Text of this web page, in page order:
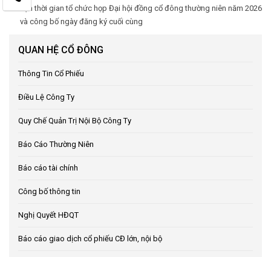
hạn thời gian tổ chức họp Đại hội đồng cổ đông thường niên năm 2026
và công bố ngày đăng ký cuối cùng
QUAN HỆ CỔ ĐÔNG
Thông Tin Cổ Phiếu
Điều Lệ Công Ty
Quy Chế Quản Trị Nội Bộ Công Ty
Báo Cáo Thường Niên
Báo cáo tài chính
Công bố thông tin
Nghị Quyết HĐQT
Báo cáo giao dịch cổ phiếu CĐ lớn, nội bộ